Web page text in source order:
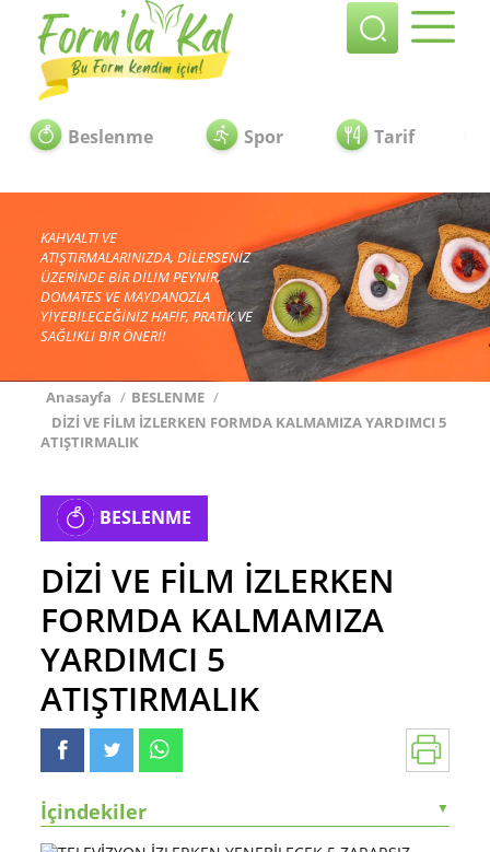
Beslenme Spor Tarif
KAHVALTI VE
ATIŞTIRMALARINIZDA, DİLERSENİZ
ÜZERİNDE BİR DİLİM PEYNİR,
DOMATES VE MAYDANOZLA
YİYEBİLECEĞİNİZ HAFİF, PRATİK VE
SAĞLIKLI BİR ÖNERİ!
Anasayfa / BESLENME /
DİZİ VE FİLM İZLERKEN FORMDA KALMAMIZA YARDIMCI 5
ATIŞTIRMALIK
BESLENME
DİZİ VE FİLM İZLERKEN
FORMDA KALMAMIZA
YARDIMCI 5
ATIŞTIRMALIK
İçindekiler ▼